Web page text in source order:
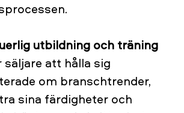
utbildning och träning
säljare att hålla sig
om branschtrender,
sina färdigheter och